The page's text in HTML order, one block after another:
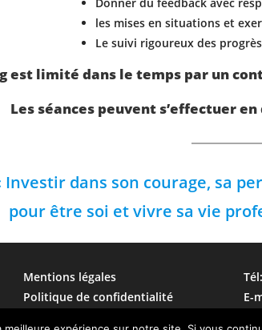
les mises en situations et
Le suivi rigoureux des
est limité dans le temps par un
Les séances peuvent s’effectuer
Investir dans son courage, sa
pour être soi et vivre sa vie
Mentions légales
Politique de confidentialité
E-